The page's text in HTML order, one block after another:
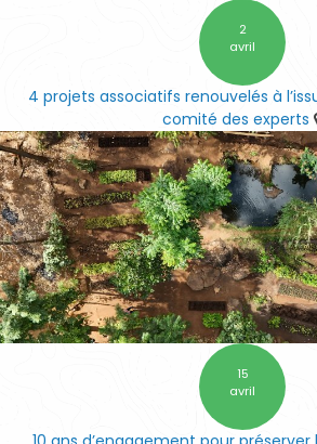
2
avril
4 projets associatifs renouvelés à
comité des experts
15
avril